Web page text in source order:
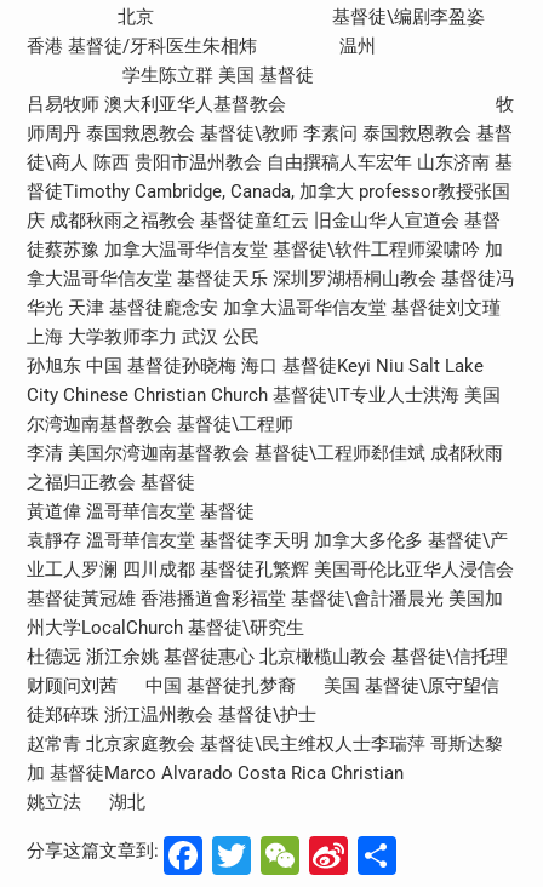
北京 基督徒\编剧李盈姿
香港 基督徒/牙科医生朱相炜 温州
学生陈立群 美国 基督徒
吕易牧师 澳大利亚华人基督教会 牧
师周丹 泰国救恩教会 基督徒\教师 李素问 泰国救恩教会 基督
徒\商人 陈西 贵阳市温州教会 自由撰稿人车宏年 山东济南 基
督徒Timothy Cambridge, Canada, 加拿大 professor教授张国
庆 成都秋雨之福教会 基督徒童红云 旧金山华人宣道会 基督
徒蔡苏豫 加拿大温哥华信友堂 基督徒\软件工程师梁啸吟 加
拿大温哥华信友堂 基督徒天乐 深圳罗湖梧桐山教会 基督徒冯
华光 天津 基督徒龐念安 加拿大温哥华信友堂 基督徒刘文瑾
上海 大学教师李力 武汉 公民
孙旭东 中国 基督徒孙晓梅 海口 基督徒Keyi Niu Salt Lake
City Chinese Christian Church 基督徒\IT专业人士洪海 美国
尔湾迦南基督教会 基督徒\工程师
李清 美国尔湾迦南基督教会 基督徒\工程师郄佳斌 成都秋雨
之福归正教会 基督徒
黃道偉 溫哥華信友堂 基督徒
袁靜存 溫哥華信友堂 基督徒李天明 加拿大多伦多 基督徒\产
业工人罗澜 四川成都 基督徒孔繁辉 美国哥伦比亚华人浸信会
基督徒黃冠雄 香港播道會彩福堂 基督徒\會計潘晨光 美国加
州大学LocalChurch 基督徒\研究生
杜德远 浙江余姚 基督徒惠心 北京橄榄山教会 基督徒\信托理
财顾问刘茜 中国 基督徒扎梦裔 美国 基督徒\原守望信
徒郑碎珠 浙江温州教会 基督徒\护士
赵常青 北京家庭教会 基督徒\民主维权人士李瑞萍 哥斯达黎
加 基督徒Marco Alvarado Costa Rica Christian
姚立法 湖北
分享这篇文章到: Facebook
Twitter
WeChat
Sina分